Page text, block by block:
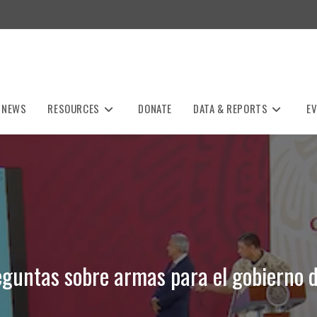
NEWS RESOURCES DONATE DATA & REPORTS
sobre armas para el gobierno